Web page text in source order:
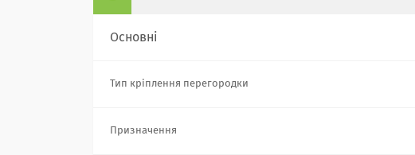
Основні
Тип кріплення перегородки
Призначення